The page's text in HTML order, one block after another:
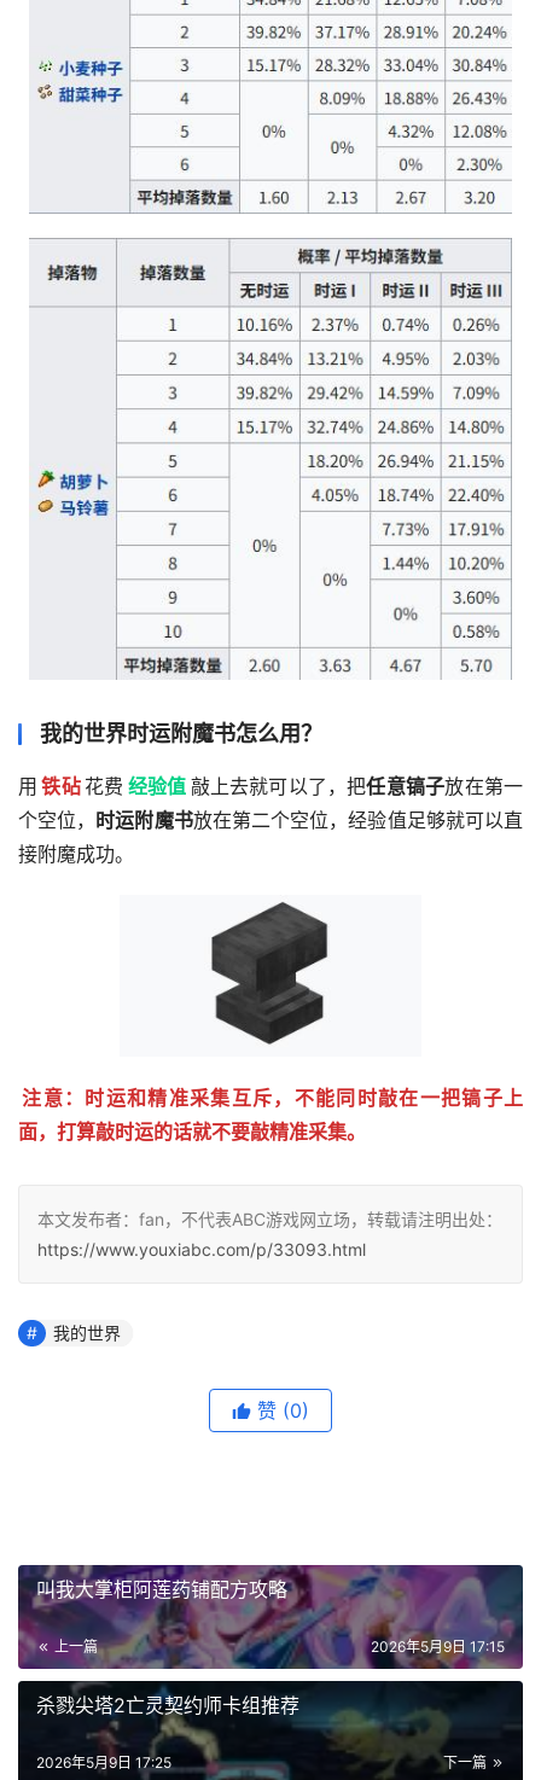
我的世界时运附魔书怎么用？
用 铁砧 花费 经验值 敲上去就可以了，把任意镐子放在第一
个空位， 时运附魔书放在第二个空位，经验值足够就可以直
接附魔成功。
注意：时运和精准采集互斥，不能同时敲在一把镐子上
面，打算敲时运的话就不要敲精准采集。
本文发布者：fan，不代表ABC游戏网立场，转载请注明出处：
https://www.youxiabc.com/p/33093.html
我的世界
赞 (0)
叫我大掌柜阿莲药铺配方攻略
上一篇 2026年5月9日 17:15
杀戮尖塔2亡灵契约师卡组推荐
下一篇
2026年5月9日 17:25